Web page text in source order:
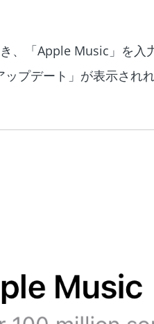
、「Apple Music」を入
プデート」が表示され